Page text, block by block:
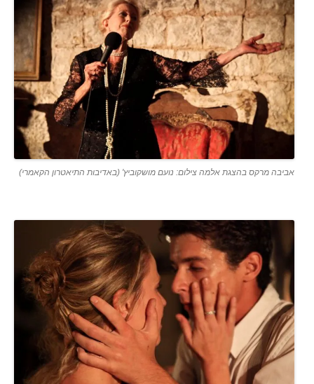
אביבה מרקס בהצגת אלמה צילום: נועם מושקוביץ' (באדיבות התיאטרון הקאמרי)